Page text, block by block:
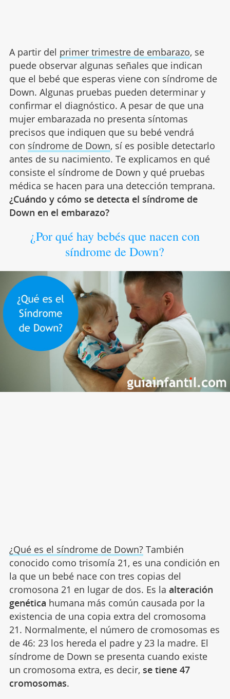
A partir del primer trimestre de embarazo, se
puede observar algunas señales que indican
que el bebé que esperas viene con síndrome de
Down. Algunas pruebas pueden determinar y
confirmar el diagnóstico. A pesar de que una
mujer embarazada no presenta síntomas
precisos que indiquen que su bebé vendrá
con síndrome de Down, sí es posible detectarlo
antes de su nacimiento. Te explicamos en qué
consiste el síndrome de Down y qué pruebas
médica se hacen para una detección temprana.
¿Cuándo y cómo se detecta el síndrome de
Down en el embarazo?
¿Por qué hay bebés que nacen con
síndrome de Down?
¿Qué es el síndrome de Down?También
conocido como trisomía 21, es una condición en
la que un bebé nace con tres copias del
cromosona 21 en lugar de dos. Es la alteración
genética humana más común causada por la
existencia de una copia extra del cromosoma
21. Normalmente, el número de cromosomas es
de 46: 23 los hereda el padre y 23 la madre. El
síndrome de Down se presenta cuando existe
un cromosoma extra, es decir, se tiene 47
cromosomas.